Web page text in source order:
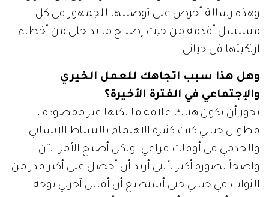
وهذه رسالة أحرص على توصيلها للجمهور في كل
مسلسل أقدمه من حيث إصلاح ما بداخلي من أخطاء
ارتكبتها في حياتي.
وهل هذا سبب اتجاهك للعمل الخيري
والإجتماعي في الفترة الأخيرة؟
يجوز أن يكون هناك علاقة ما لكنها غير مقصودة ،
فطوال حياتي كنت كثيرة الاهتمام بالنشاط الإنساني
والخدمي في أوقات فراغي. ولكن أصبح الأمر الآن
واضحاً بصورة أكبر لأنني أريد أن أحصل على أكبر قدر من
الثواب في حياتي حتى أستطيع أن أقابل آخرتي بوجه